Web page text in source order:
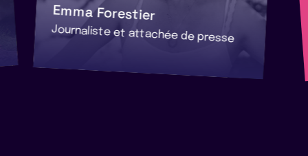
Emma Forestier
Journaliste et attachée de presse